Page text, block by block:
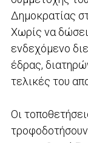
Δημοκρατίας
Χωρίς να
ενδεχόμενο
έδρας,
τελικές του
Οι